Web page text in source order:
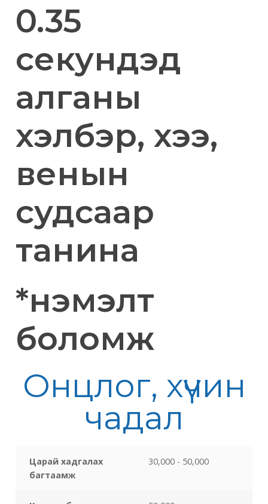
0.35
секундэд
алганы
хэлбэр, хээ,
венын
судсаар
танина
*нэмэлт
боломж
Онцлог, хүчин
чадал
Царай хадгалах
багтаамж
30,000 - 50,000